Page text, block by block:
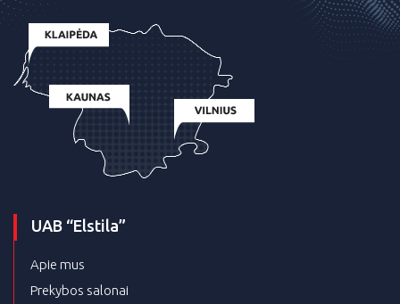
UAB “Elstila”
Apie mus
Prekybos salonai